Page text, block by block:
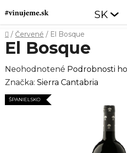
na
obsah
SK
Domov
/ Červené / El Bosque
El Bosque
Priemerné
hodnotenie
produktu
je
Neohodnotené Podrobnosti
Značka: Sierra Cantabria
ŠPANIELSKO